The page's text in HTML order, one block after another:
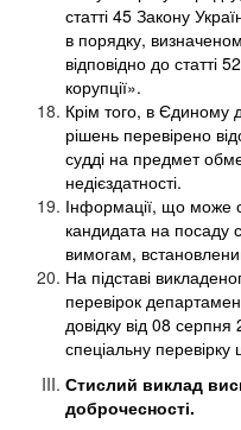
статті 45 Закону
в порядку,
відповідно до статті 52
корупції».
Крім того, в Єдиному
рішень перевірено
судді на предмет
недієздатності.
Інформації, що може
кандидата на посаду
вимогам,
На підставі
перевірок
довідку від 08
спеціальну
Стислий виклад
доброчесності.